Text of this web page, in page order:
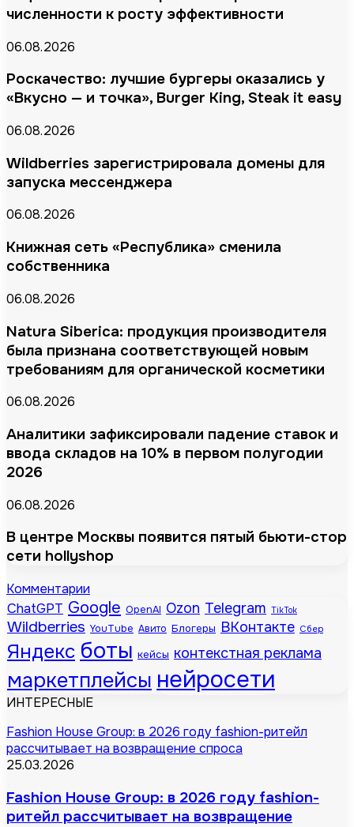
численности к росту эффективности
06.08.2026
Роскачество: лучшие бургеры оказались у
«Вкусно — и точка», Burger King, Steak it easy
06.08.2026
Wildberries зарегистрировала домены для
запуска мессенджера
06.08.2026
Книжная сеть «Республика» сменила
собственника
06.08.2026
Natura Siberica: продукция производителя
была признана соответствующей новым
требованиям для органической косметики
06.08.2026
Аналитики зафиксировали падение ставок и
ввода складов на 10% в первом полугодии
2026
06.08.2026
В центре Москвы появится пятый бьюти-стор
сети hollyshop
Комментарии
ChatGPT Google OpenAI Ozon Telegram TikTok
Wildberries YouTube Авито Блогеры ВКонтакте Сбер
Яндекс боты кейсы контекстная реклама
маркетплейсы нейросети
ИНТЕРЕСНЫЕ
Fashion House Group: в 2026 году fashion-ритейл
рассчитывает на возвращение спроса
25.03.2026
Fashion House Group: в 2026 году fashion-
ритейл рассчитывает на возвращение